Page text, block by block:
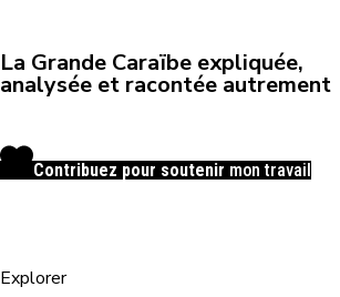
La Grande Caraïbe expliquée,
analysée et racontée autrement
Contribuez pour soutenir mon travail
Explorer